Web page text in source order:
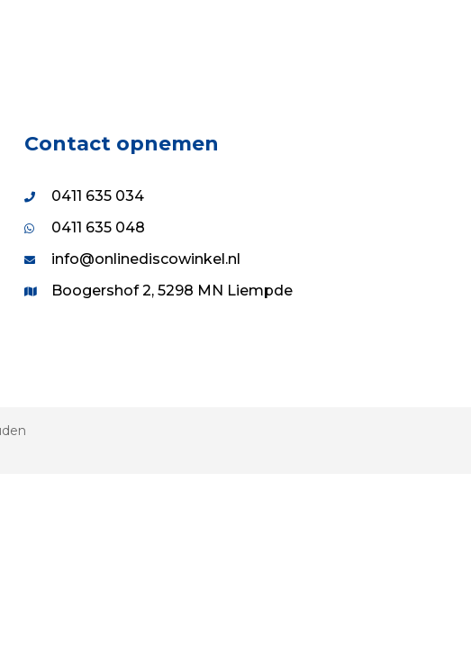
Contact opnemen
0411 635 034
0411 635 048
info@onlinediscowinkel.nl
Boogershof 2, 5298 MN Liempde